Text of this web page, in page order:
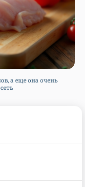
а еще она очень